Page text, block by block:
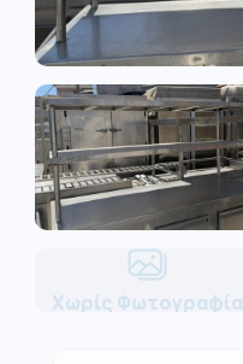
Χωρίς Φωτογραφία